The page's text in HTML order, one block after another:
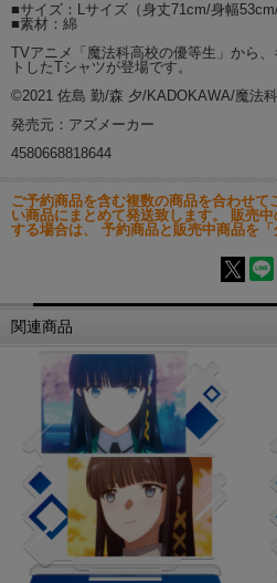
■サイズ：Lサイズ（身丈71cm/身幅53cm/
■素材：綿
TVアニメ「魔法科高校の優等生」から
トしたTシャツが登場です。
©2021 佐島 勤/森 夕/KADOKAWA/魔法
発売元：アズメーカー
4580668818644
ご予約商品を含む複数の商品を合わせ
い商品にまとめて発送致します。 販売
する場合は、 予約商品と販売中商品を「
関連商品